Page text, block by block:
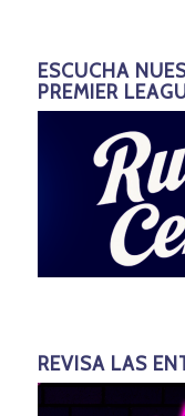
ESCUCHA
PREMIER
REVISA LAS